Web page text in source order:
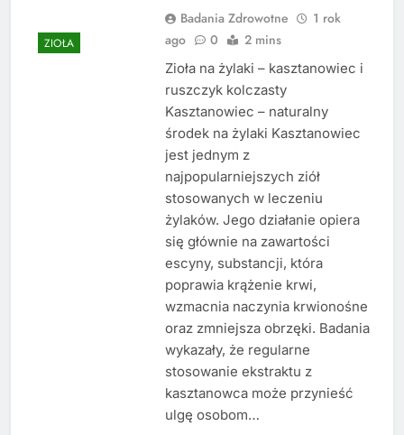
ZIOŁA
Badania Zdrowotne
1 rok
ago
0 2 mins
Zioła na żylaki – kasztanowiec i
ruszczyk kolczasty
Kasztanowiec – naturalny
środek na żylaki Kasztanowiec
jest jednym z
najpopularniejszych ziół
stosowanych w leczeniu
żylaków. Jego działanie opiera
się głównie na zawartości
escyny, substancji, która
poprawia krążenie krwi,
wzmacnia naczynia krwionośne
oraz zmniejsza obrzęki. Badania
wykazały, że regularne
stosowanie ekstraktu z
kasztanowca może przynieść
ulgę osobom…